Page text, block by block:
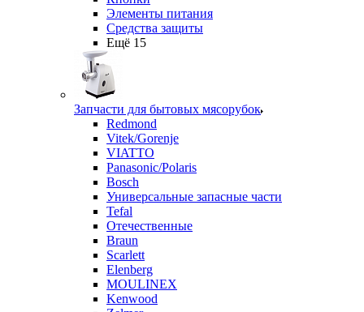
Элементы питания
Средства защиты
Ещё 15
Запчасти для бытовых мясорубок
Redmond
Vitek/Gorenje
VIATTO
Panasonic/Polaris
Bosch
Универсальные запасные части
Tefal
Отечественные
Braun
Scarlett
Elenberg
MOULINEX
Kenwood